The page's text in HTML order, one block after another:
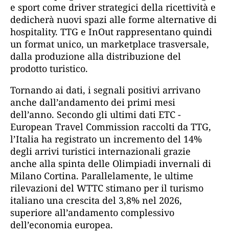
e sport come driver strategici della ricettività e
dedicherà nuovi spazi alle forme alternative di
hospitality. TTG e InOut rappresentano quindi
un format unico, un marketplace trasversale,
dalla produzione alla distribuzione del
prodotto turistico.
Tornando ai dati, i segnali positivi arrivano
anche dall’andamento dei primi mesi
dell’anno. Secondo gli ultimi dati ETC -
European Travel Commission raccolti da TTG,
l’Italia ha registrato un incremento del 14%
degli arrivi turistici internazionali grazie
anche alla spinta delle Olimpiadi invernali di
Milano Cortina. Parallelamente, le ultime
rilevazioni del WTTC stimano per il turismo
italiano una crescita del 3,8% nel 2026,
superiore all’andamento complessivo
dell’economia europea.